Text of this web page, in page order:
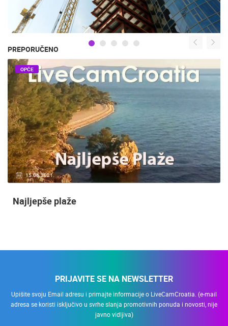
PREPORUČENO
15.06.2021.
OPĆE
Najljepše plaže
PRIJAVITE SE NA NEWSLETTER
Upišite svoju Email adresu i primajte informacije o LiveCamCroatia. (e-mail
adresa se koristi isključivo u svrhe slanja promotivnih ponuda i novosti, nije
javno vidljiva)